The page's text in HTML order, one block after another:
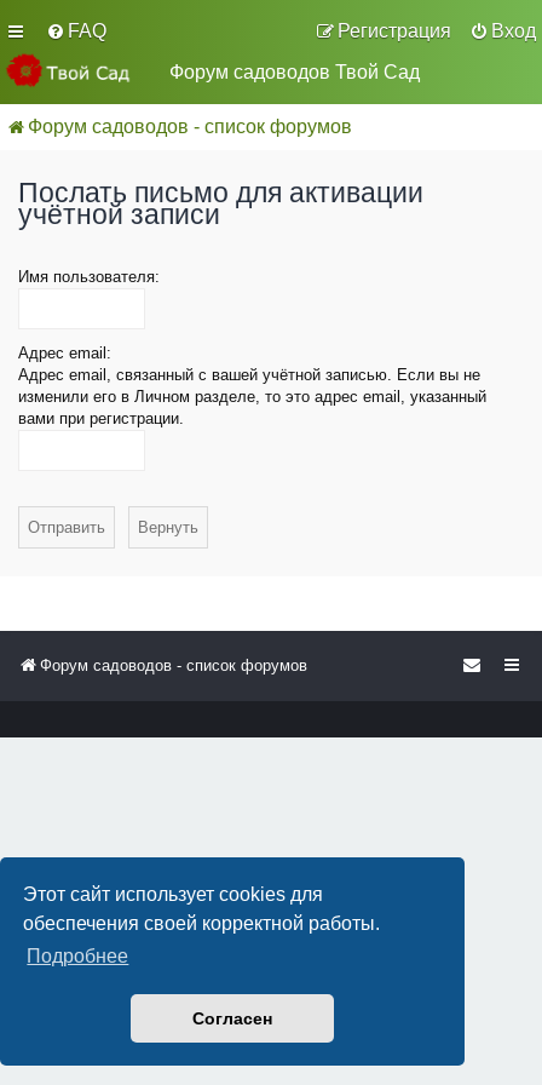
Этот сайт использует cookies для
обеспечения своей корректной работы.
Подробнее
Согласен
FAQ Вход
Регистрация
Форум садоводов Твой Сад
Форум садоводов - список форумов
Послать письмо для активации
учётной записи
Имя пользователя:
Адрес email:
Адрес email, связанный с вашей учётной записью. Если вы не
изменили его в Личном разделе, то это адрес email, указанный
вами при регистрации.
Форум садоводов - список форумов